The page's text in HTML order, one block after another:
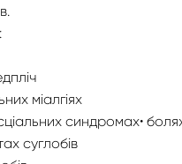
міалгіях
синдромах•
суглобів